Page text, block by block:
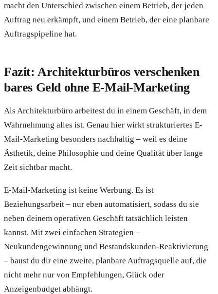
macht den Unterschied zwischen einem Betrieb, der jeden
Auftrag neu erkämpft, und einem Betrieb, der eine planbare
Auftragspipeline hat.
Fazit: Architekturbüros verschenken
bares Geld ohne E-Mail-Marketing
Als Architekturbüro arbeitest du in einem Geschäft, in dem
Wahrnehmung alles ist. Genau hier wirkt strukturiertes E-
Mail-Marketing besonders nachhaltig – weil es deine
Ästhetik, deine Philosophie und deine Qualität über lange
Zeit sichtbar macht.
E-Mail-Marketing ist keine Werbung. Es ist
Beziehungsarbeit – nur eben automatisiert, sodass du sie
neben deinem operativen Geschäft tatsächlich leisten
kannst. Mit zwei einfachen Strategien –
Neukundengewinnung und Bestandskunden-Reaktivierung
– baust du dir eine zweite, planbare Auftragsquelle auf, die
nicht mehr nur von Empfehlungen, Glück oder
Anzeigenbudget abhängt.